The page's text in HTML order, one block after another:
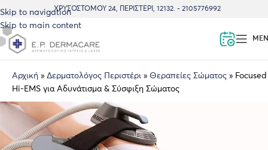
Skip to navigation
Skip to main content
ΧΡΥΣΟΣΤΌΜΟΥ 24, ΠΕΡΙΣΤΈΡΙ, 12132. - 2105776992
Αρχική » Δερματολόγος Περιστέρι » Θεραπείες Σώματος » Focused
Hi-EMS για Αδυνάτισμα & Σύσφιξη Σώματος